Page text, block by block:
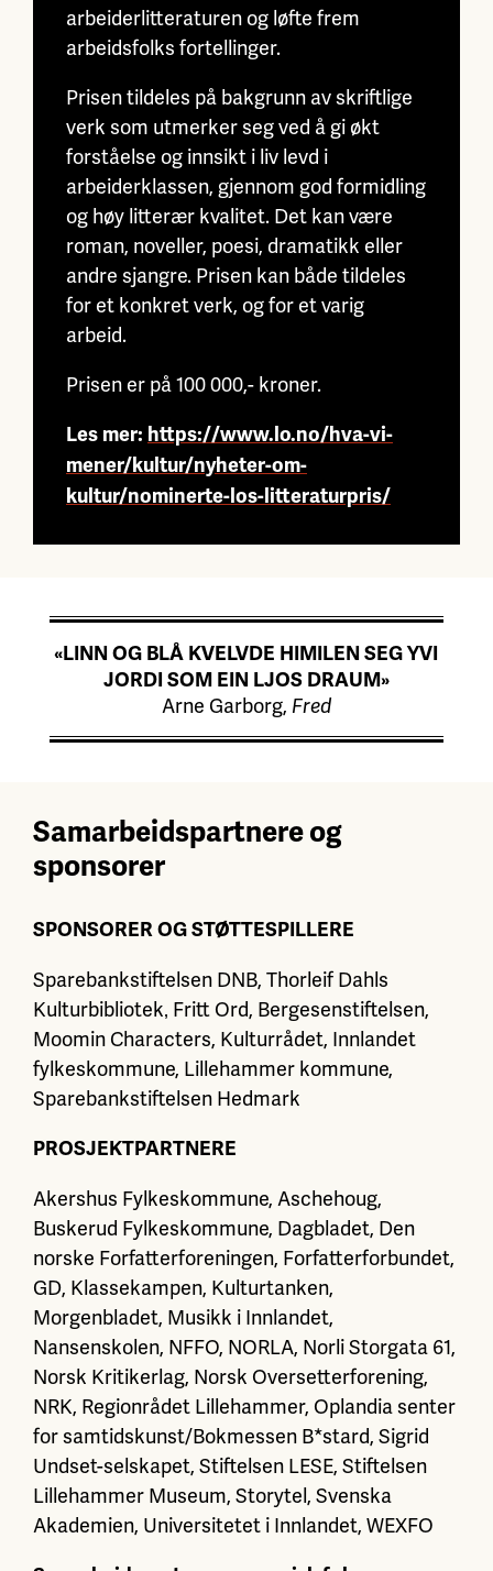
arbeiderlitteraturen og løfte frem
arbeidsfolks fortellinger.
Prisen tildeles på bakgrunn av skriftlige
verk som utmerker seg ved å gi økt
forståelse og innsikt i liv levd i
arbeiderklassen, gjennom god formidling
og høy litterær kvalitet. Det kan være
roman, noveller, poesi, dramatikk eller
andre sjangre. Prisen kan både tildeles
for et konkret verk, og for et varig
arbeid.
Prisen er på 100 000,- kroner.
Les mer: https://www.lo.no/hva-vi-
mener/kultur/nyheter-om-
kultur/nominerte-los-litteraturpris/
«LINN OG BLÅ KVELVDE HIMILEN SEG YVI
JORDI SOM EIN LJOS DRAUM»
Arne Garborg, Fred
Samarbeidspartnere og
sponsorer
SPONSORER OG STØTTESPILLERE
Sparebankstiftelsen DNB, Thorleif Dahls
Kulturbibliotek‚ Fritt Ord, Bergesenstiftelsen,
Moomin Characters, Kulturrådet, Innlandet
fylkeskommune, Lillehammer kommune,
Sparebankstiftelsen Hedmark
PROSJEKTPARTNERE
Akershus Fylkeskommune, Aschehoug,
Buskerud Fylkeskommune, Dagbladet, Den
norske Forfatterforeningen, Forfatterforbundet,
GD, Klassekampen, Kulturtanken,
Morgenbladet, Musikk i Innlandet,
Nansenskolen, NFFO, NORLA, Norli Storgata 61,
Norsk Kritikerlag, Norsk Oversetterforening,
NRK, Regionrådet Lillehammer, Oplandia senter
for samtidskunst/Bokmessen B*stard, Sigrid
Undset-selskapet, Stiftelsen LESE, Stiftelsen
Lillehammer Museum, Storytel, Svenska
Akademien, Universitetet i Innlandet, WEXFO